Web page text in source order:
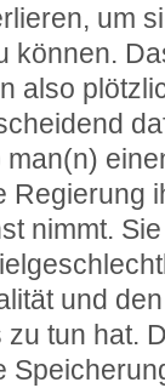
um
können.
also
Regierung
nimmt.
und
tun hat.